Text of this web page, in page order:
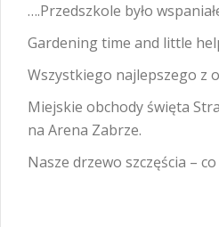
….Przedszkole było
Gardening time and little
Wszystkiego najlepszego z
Miejskie obchody święta
na Arena Zabrze.
Nasze drzewo szczęścia –